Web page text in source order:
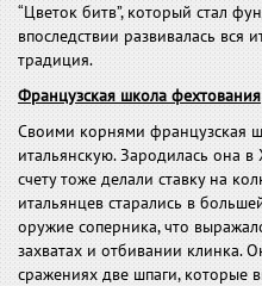
“Цветок битв”, который стал
впоследствии развивалась вся
традиция.
Французская школа фехтования
Своими корнями французская
итальянскую. Зародилась она
счету тоже делали ставку на
итальянцев старались в
оружие соперника, что
захватах и отбивании клинка.
сражениях две шпаги, которые